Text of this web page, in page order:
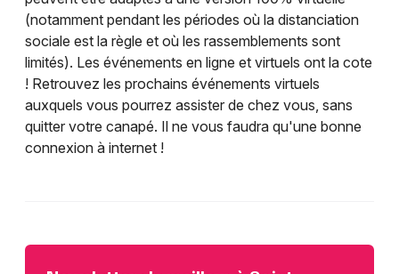
(notamment pendant les périodes où la distanciation
sociale est la règle et où les rassemblements sont
limités). Les événements en ligne et virtuels ont la cote
! Retrouvez les prochains événements virtuels
auxquels vous pourrez assister de chez vous, sans
quitter votre canapé. Il ne vous faudra qu'une bonne
connexion à internet !